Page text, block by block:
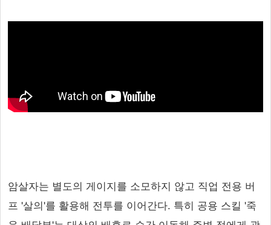
암살자는 별도의 게이지를 소모하지 않고 직업 전용 버
프 '살의'를 활용해 전투를 이어간다. 특히 공용 스킬 '죽